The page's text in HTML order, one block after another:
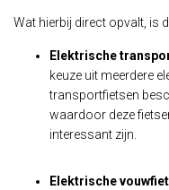
Wat hierbij direct opvalt, is
Elektrische
keuze uit meerdere
transportfietsen
waardoor deze
interessant zijn.
Elektrische